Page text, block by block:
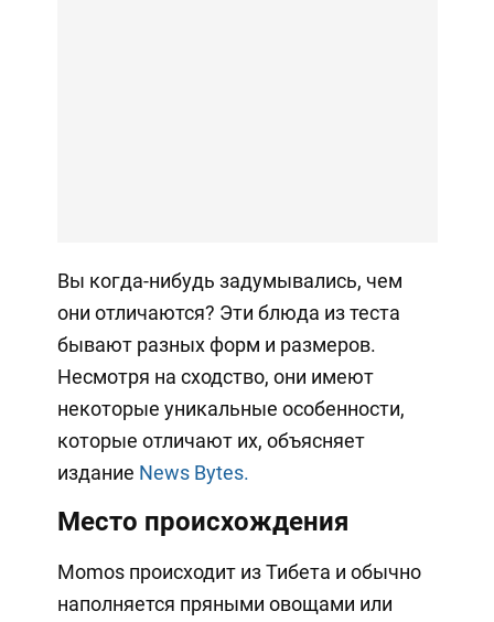
Вы когда-нибудь задумывались, чем
они отличаются? Эти блюда из теста
бывают разных форм и размеров.
Несмотря на сходство, они имеют
некоторые уникальные особенности,
которые отличают их, объясняет
издание News Bytes.
Место происхождения
Momos происходит из Тибета и обычно
наполняется пряными овощами или